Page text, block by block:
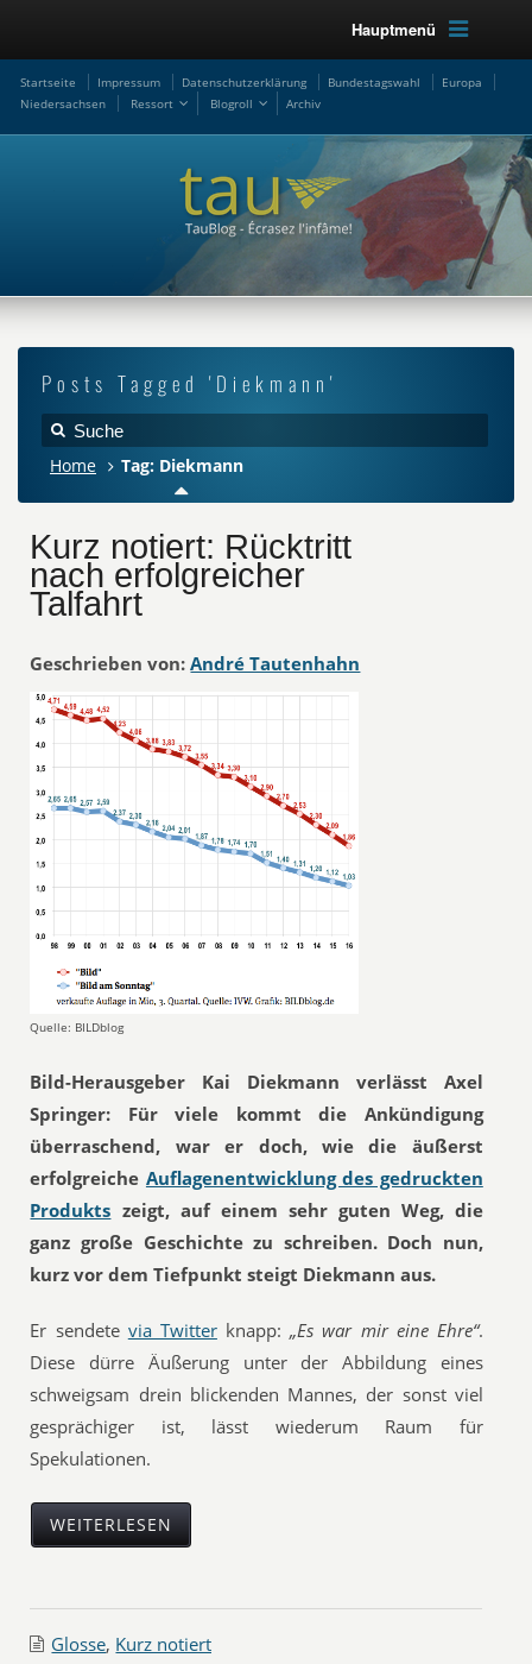
Hauptmenü
Startseite Impressum Datenschutzerklärung Bundestagswahl
Europa
Niedersachsen
Ressort Blogroll Archiv
Posts Tagged 'Diekmann'
Home Tag: Diekmann
Kurz notiert: Rücktritt
nach erfolgreicher
Talfahrt
Geschrieben von: André Tautenhahn
Quelle: BILDblog
Bild-Herausgeber Kai Diekmann verlässt Axel
Springer: Für viele kommt die Ankündigung
überraschend, war er doch, wie die äußerst
erfolgreiche Auflagenentwicklung des gedruckten
Produkts zeigt, auf einem sehr guten Weg, die
ganz große Geschichte zu schreiben. Doch nun,
kurz vor dem Tiefpunkt steigt Diekmann aus.
Er sendete via Twitterknapp:„Es war mir eine Ehre“.
Diese dürre Äußerung unter der Abbildung eines
schweigsam drein blickenden Mannes, der sonst viel
gesprächiger ist, lässt wiederum Raum für
Spekulationen.
WEITERLESEN
Glosse, Kurz notiert